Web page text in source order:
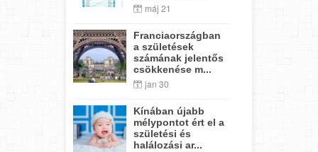
máj 21
Franciaországban
a születések
számának jelentős
csökkenése m...
jan 30
Kínában újabb
mélypontot ért el a
születési és
halálozási ar...